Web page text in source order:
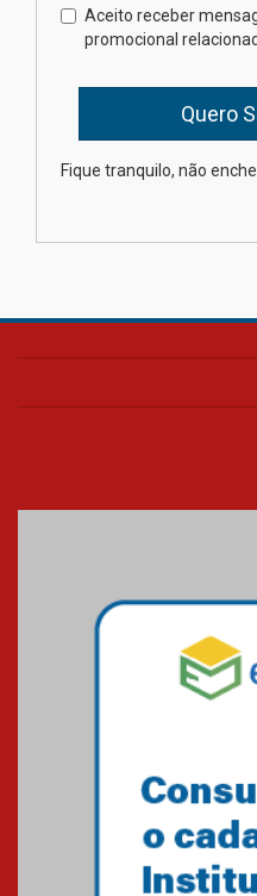
de
Aceito receber
promocional
Fique tranquilo, não